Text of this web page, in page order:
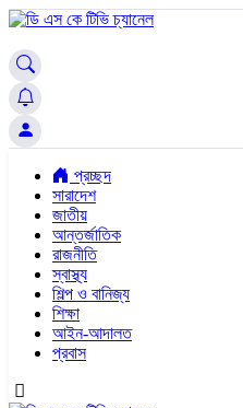
প্রচ্ছদ
সারাদেশ
জাতীয়
আন্তর্জাতিক
রাজনীতি
স্বাস্থ্য
শিল্প ও বানিজ্য
শিক্ষা
আইন-আদালত
প্রবাস